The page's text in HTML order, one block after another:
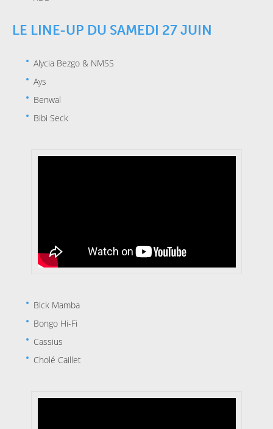
LE LINE-UP DU SAMEDI 27 JUIN
Alycia Bezgo & NMSS
Ays
Benwal
Bibi Seck
Blck Mamba
Bongo Hi-Fi
Cassius
Cholé Caillet